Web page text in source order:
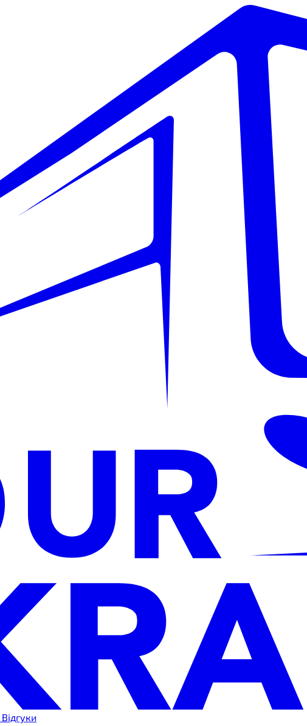
Відгуки